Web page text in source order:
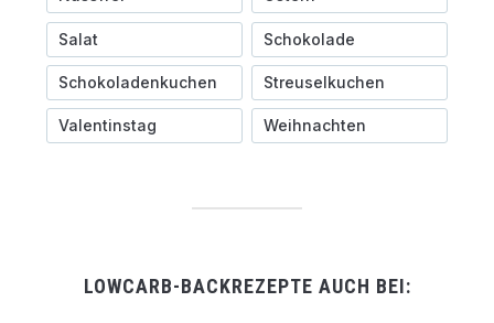
Salat Schokolade
Schokoladenkuchen Streuselkuchen
Valentinstag Weihnachten
LOWCARB-BACKREZEPTE AUCH BEI: